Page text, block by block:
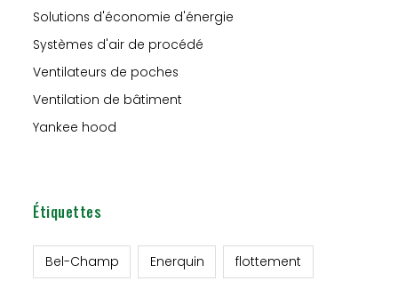
Solutions d'économie d'énergie
Systèmes d'air de procédé
Ventilateurs de poches
Ventilation de bâtiment
Yankee hood
Étiquettes
Bel-Champ Enerquin flottement